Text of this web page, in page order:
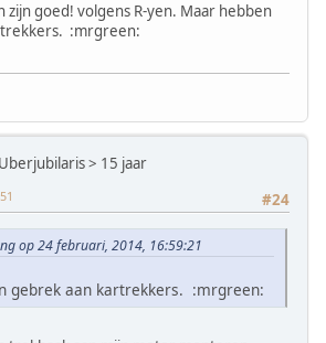
zijn goed! volgens R-yen. Maar hebben
:mrgreen:
Uberjubilaris > 15 jaar
#24
op 24 februari, 2014, 16:59:21
gebrek aan kartrekkers. :mrgreen: